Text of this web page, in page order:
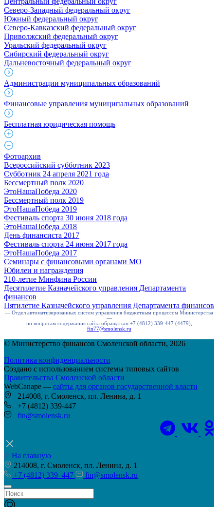
Северо-Западный федеральный округ
Южный федеральный округ
Северо-Кавказский федеральный округ
Приволжский федеральный округ
Уральский федеральный округ
Сибирский федеральный округ
Дальневосточный федеральный округ
Администрации муниципальных образований
Финансовые управления муниципальных образований
Бесплатная юридическая помощь
Фотоархив
Всероссийский субботник 2023
Субботник 24 апреля 2021 года
Бессмертный полк 2020
ЭтоНашаПобеда 2020
Бессмертный полк 2019
ЭтоНашаПобеда 2019
Фестиваль спорта 30 июня 2018 года
ЭтоНашаПобеда 2018
День финансиста 2017
Фестиваль спорта 24 июня 2017 года
ЭтоНашаПобеда 2017
Семинары с финансовыми органами МО
Юбилеи и награждения
210-летие Минфина России
Десятилетие Казначейского управления Департамента
финансов
Пятилетие Казначейского управления Департамента финансов
— Отдел автоматизированных систем управления бюджетным процессом Министерства
—
по вопросам содержания сайта обращаться +7 (4812) 339-447 (4479),
fin77@smolensk.ru
© Министерство финансов Смоленской области, 2026
Политика конфиденциальности
Создано с использованием системы типовых сайтов
Правительства Смоленской области
WebCanape — сайты для органов государственной власти
214008, г. Смоленск, пл. Ленина, д. 1
+7 (4812) 339-447
fin@smolensk.ru
На главную
214008, г. Смоленск, пл. Ленина, д. 1
+7 (4812) 339–447
fin@smolensk.ru